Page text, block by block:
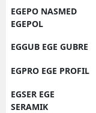
EGEPO NASMED
EGEPOL
EGGUB EGE GUBRE
EGPRO EGE PROFIL
EGSER EGE
SERAMIK